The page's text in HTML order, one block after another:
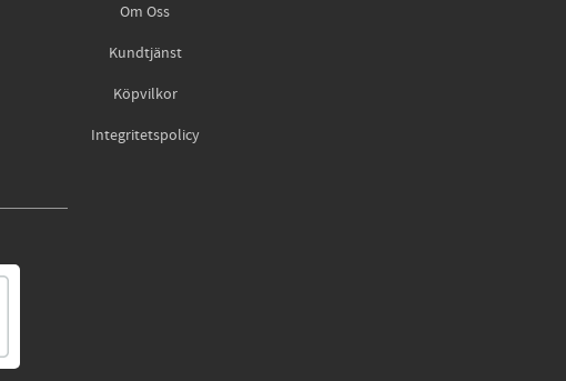
Om Oss
Kundtjänst
Köpvilkor
Integritetspolicy